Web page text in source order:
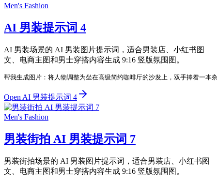
Men's Fashion
AI 男装提示词 4
AI 男装场景的 AI 男装图片提示词，适合男装店、小红书图
文、电商主图和男士穿搭内容生成 9:16 竖版氛围图。
帮我生成图片：将人物调整为坐在高级简约咖啡厅的沙发上，双手捧着一
Open AI 男装提示词 4
Men's Fashion
男装街拍 AI 男装提示词 7
男装街拍场景的 AI 男装图片提示词，适合男装店、小红书图
文、电商主图和男士穿搭内容生成 9:16 竖版氛围图。